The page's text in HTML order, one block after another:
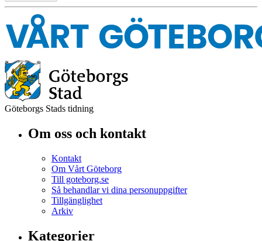
Göteborgs Stads tidning
Om oss och kontakt
Kontakt
Om Vårt Göteborg
Till goteborg.se
Så behandlar vi dina personuppgifter
Tillgänglighet
Arkiv
Kategorier